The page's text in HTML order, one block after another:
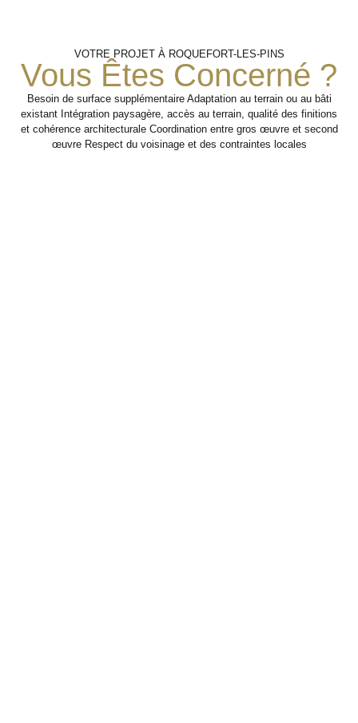
Étude
Projet
Analyse des
besoins, de la
configuration
Préparation
Et Gros
Œuvre
Mise en place des
bases du projet avec
une attention portée à
Second
Œuvre
Et
Finitions
Coordination
VOTRE PROJET À ROQUEFORT-LES-PINS
Vous Êtes Concerné ?
Besoin de surface supplémentaire Adaptation au terrain ou au bâti
existant Intégration paysagère, accès au terrain, qualité des finitions
et cohérence architecturale Coordination entre gros œuvre et second
œuvre Respect du voisinage et des contraintes locales